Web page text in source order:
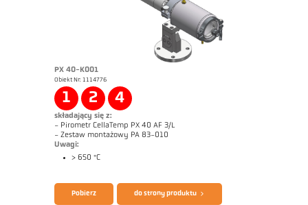
PX 40-K001
Obiekt Nr: 1114776
1 2 4
składający się z:
- Pirometr CellaTemp PX 40 AF 3/L
- Zestaw montażowy PA 83-010
Uwagi:
> 650 °C
Pobierz do strony produktu